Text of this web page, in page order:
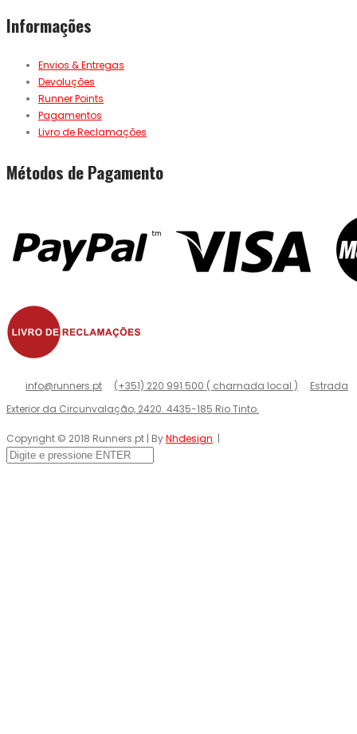
Informações
Envios & Entregas
Devoluções
Runner Points
Pagamentos
Livro de Reclamações
Métodos de Pagamento
info@runners.pt (+351) 220 991 500 ( chamada local )
Estrada
Exterior da Circunvalação, 2420. 4435-185 Rio Tinto.
Copyright © 2018 Runners.pt | ByNhdesign. |